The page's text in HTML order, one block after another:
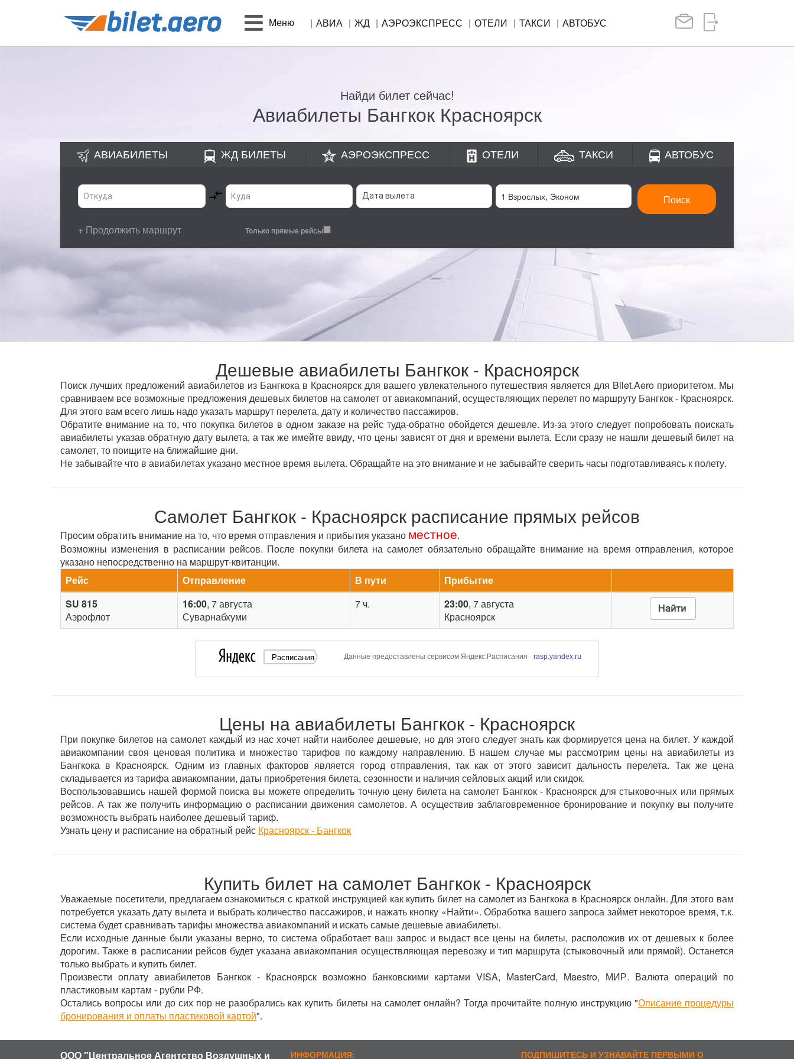
Меню АВИА ЖД АЭРОЭКСПРЕСС ОТЕЛИ ТАКСИ АВТОБУС
Найди билет сейчас!
Авиабилеты Бангкок Красноярск
АВИАБИЛЕТЫ ЖД БИЛЕТЫ АЭРОЭКСПРЕСС ОТЕЛИ ТАКСИ АВТОБУС
Поиск
+ Продолжить маршрут Только прямые рейсы
Дешевые авиабилеты Бангкок - Красноярск
Поиск лучших предложений авиабилетов из Бангкока в Красноярск для вашего увлекательного путешествия является для Bilet.Aero приоритетом. Мы
сравниваем все возможные предложения дешевых билетов на самолет от авиакомпаний, осуществляющих перелет по маршруту Бангкок - Красноярск.
Для этого вам всего лишь надо указать маршрут перелета, дату и количество пассажиров.
Обратите внимание на то, что покупка билетов в одном заказе на рейс туда-обратно обойдется дешевле. Из-за этого следует попробовать поискать
авиабилеты указав обратную дату вылета, а так же имейте ввиду, что цены зависят от дня и времени вылета. Если сразу не нашли дешевый билет на
самолет, то поищите на ближайшие дни.
Не забывайте что в авиабилетах указано местное время вылета. Обращайте на это внимание и не забывайте сверить часы подготавливаясь к полету.
Самолет Бангкок - Красноярск расписание прямых рейсов
Просим обратить внимание на то, что время отправления и прибытия указано местное.
Возможны изменения в расписании рейсов. После покупки билета на самолет обязательно обращайте внимание на время отправления, которое
указано непосредственно на маршрут-квитанции.
Рейс
Отправление В пути
Прибытие
SU 815
Аэрофлот
16:00, 7 августа
Суварнабхуми
7 ч. 23:00, 7 августа
Красноярск
Расписания Данные предоставлены сервисом Яндекс.Расписания rasp.yandex.ru
Цены на авиабилеты Бангкок - Красноярск
При покупке билетов на самолет каждый из нас хочет найти наиболее дешевые, но для этого следует знать как формируется цена на билет. У каждой
авиакомпании своя ценовая политика и множество тарифов по каждому направлению. В нашем случае мы рассмотрим цены на авиабилеты из
Бангкока в Красноярск. Одним из главных факторов является город отправления, так как от этого зависит дальность перелета. Так же цена
складывается из тарифа авиакомпании, даты приобретения билета, сезонности и наличия сейловых акций или скидок.
Воспользовавшись нашей формой поиска вы можете определить точную цену билета на самолет Бангкок - Красноярск для стыковочных или прямых
рейсов. А так же получить информацию о расписании движения самолетов. А осуществив заблаговременное бронирование и покупку вы получите
возможность выбрать наиболее дешевый тариф.
Узнать цену и расписание на обратный рейс Красноярск - Бангкок
Купить билет на самолет Бангкок - Красноярск
Уважаемые посетители, предлагаем ознакомиться с краткой инструкцией как купить билет на самолет из Бангкока в Красноярск онлайн. Для этого вам
потребуется указать дату вылета и выбрать количество пассажиров, и нажать кнопку «Найти». Обработка вашего запроса займет некоторое время, т.к.
система будет сравнивать тарифы множества авиакомпаний и искать самые дешевые авиабилеты.
Если исходные данные были указаны верно, то система обработает ваш запрос и выдаст все цены на билеты, расположив их от дешевых к более
дорогим. Также в расписании рейсов будет указана авиакомпания осуществляющая перевозку и тип маршрута (стыковочный или прямой). Останется
только выбрать и купить билет.
Произвести оплату авиабилетов Бангкок - Красноярск возможно банковскими картами VISA, MasterCard, Maestro, МИР. Валюта операций по
пластиковым картам - рубли РФ.
Остались вопросы или до сих пор не разобрались как купить билеты на самолет онлайн? Тогда прочитайте полную инструкцию "Описание процедуры
бронирования и оплаты пластиковой картой".
ООО "Центральное Агентство Воздушных и ИНФОРМАЦИЯ: ПОДПИШИТЕСЬ И УЗНАВАЙТЕ ПЕРВЫМИ О